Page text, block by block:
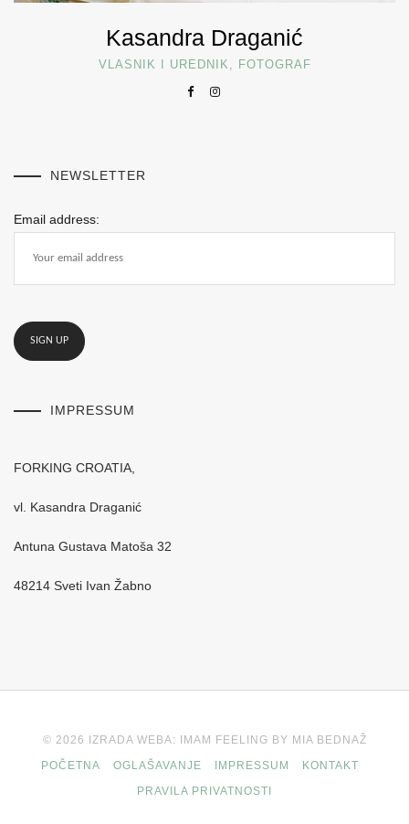
Kasandra Draganić
VLASNIK I UREDNIK, FOTOGRAF
NEWSLETTER
Email address:
IMPRESSUM
FORKING CROATIA,
vl. Kasandra Draganić
Antuna Gustava Matoša 32
48214 Sveti Ivan Žabno
© 2026 IZRADA WEBA: IMAM FEELING BY MIA BEDNAŽ
POČETNA
OGLAŠAVANJE IMPRESSUM
KONTAKT
PRAVILA PRIVATNOSTI